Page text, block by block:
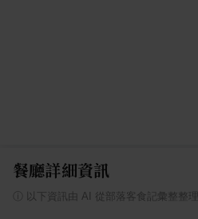
餐廳詳細資訊
ⓘ 以下資訊由 AI 從部落客食記彙整整理